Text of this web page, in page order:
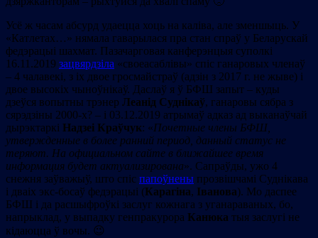
Усё ж часам абсурд удаецца хоць на каліва, але зменшыць. У
«Катлетах…» нямала гаварылася пра стан спраў у Беларускай
федэрацыі шахмат. Пазачарговая канферэнцыя суполкі
16.11.2019 зацвярдзіла «своеасаблівы» спіс ганаровых членаў
– 4 чалавекі, з іх двое гросмайстраў (адзін з 2017 г. не жыве) і
двое высокіх чыноўнікаў. Даслаў я ў БФШ запыт – куды
дзеўся вопытны трэнер Леанід Суднікаў, ганаровы сябра з
сярэдзіны 2000-х? – і 03.12.2019 атрымаў адказ ад выканаўчай
дырэктаркі Надзеі Краўчук: «Почетные члены БФШ,
утвержденные в более ранний период, данный статус не
теряют. На официальном сайте в ближайшее время
информация будет актуализирована». Сапраўды, ужо 4
снежня заўважыў, што спіс папоўнены прозвішчамі Суднікава
і дваіх экс-босаў федэрацыі (Карагіна, Іванова). Мо даспее
БФШ і да расшыфроўкі заслуг кожнага з уганараваных, бо,
напрыклад, у выпадку генпракурора Канюка тыя заслугі не
кідаюцца ў вочы. 😉